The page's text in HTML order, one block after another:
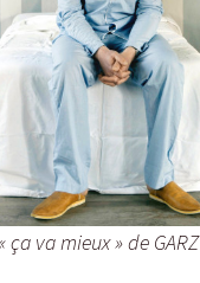
ça va mieux » de GARZ